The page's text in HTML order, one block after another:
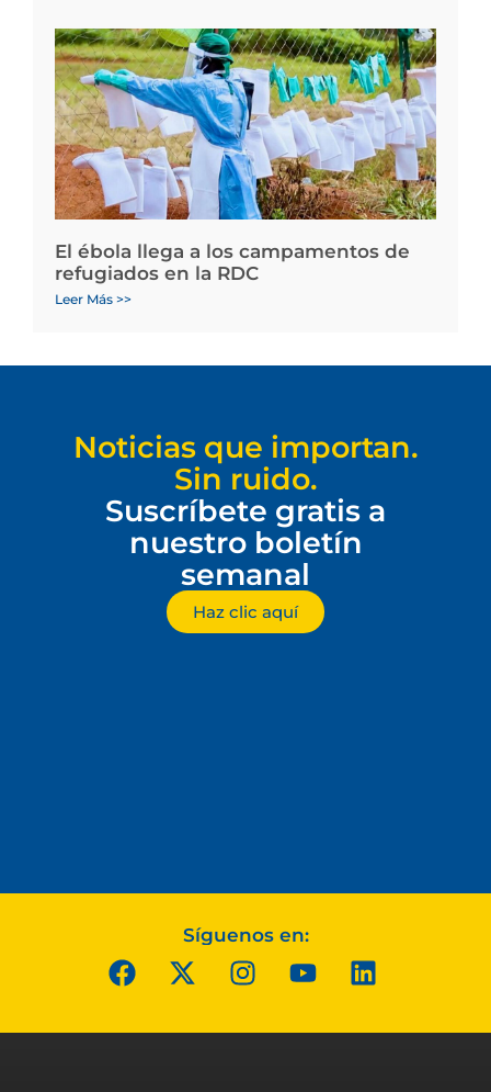
El ébola llega a los campamentos de
refugiados en la RDC
Leer Más >>
Noticias que importan.
Sin ruido.
Suscríbete gratis a
nuestro boletín
semanal
Haz clic aquí
Síguenos en: